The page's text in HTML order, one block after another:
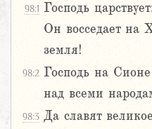
98:1 Господь
Он восседает на
земля!
98:2 Господь на
над всеми
98:3 Да славят